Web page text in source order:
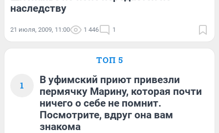
наследству
21 июля, 2009, 11:00 1 446 1
ТОП 5
1
В уфимский приют привезли
пермячку Марину, которая почти
ничего о себе не помнит.
Посмотрите, вдруг она вам
знакома